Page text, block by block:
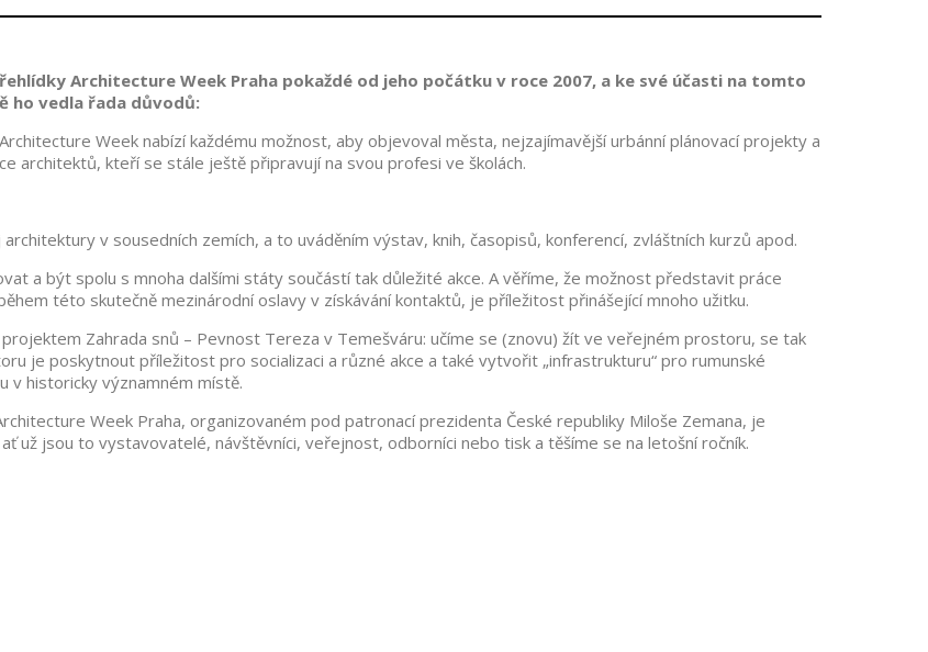
Architecture Week Praha pokaždé od jeho počátku v roce 2007, a ke své účasti na tomto
ho vedla řada důvodů:
Week nabízí každému možnost, aby objevoval města, nejzajímavější urbánní plánovací projekty a
architektů, kteří se stále ještě připravují na svou profesi ve školách.
v sousedních zemích, a to uváděním výstav, knih, časopisů, konferencí, zvláštních kurzů apod.
a být spolu s mnoha dalšími státy součástí tak důležité akce. A věříme, že možnost představit práce
této skutečně mezinárodní oslavy v získávání kontaktů, je příležitost přinášející mnoho užitku.
Zahrada snů – Pevnost Tereza v Temešváru: učíme se (znovu) žít ve veřejném prostoru, se tak
je poskytnout příležitost pro socializaci a různé akce a také vytvořit „infrastrukturu“ pro rumunské
v historicky významném místě.
Week Praha, organizovaném pod patronací prezidenta České republiky Miloše Zemana, je
už jsou to vystavovatelé, návštěvníci, veřejnost, odborníci nebo tisk a těšíme se na letošní ročník.